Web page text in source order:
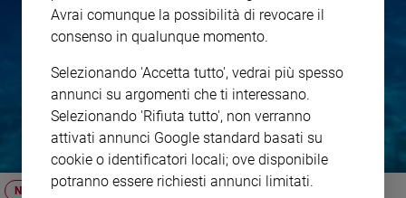
NATURA
Avrai comunque la possibilità di revocare il
consenso in qualunque momento.
Selezionando 'Accetta tutto', vedrai più spesso
annunci su argomenti che ti interessano.
Selezionando 'Rifiuta tutto', non verranno
attivati annunci Google standard basati su
cookie o identificatori locali; ove disponibile
potranno essere richiesti annunci limitati.